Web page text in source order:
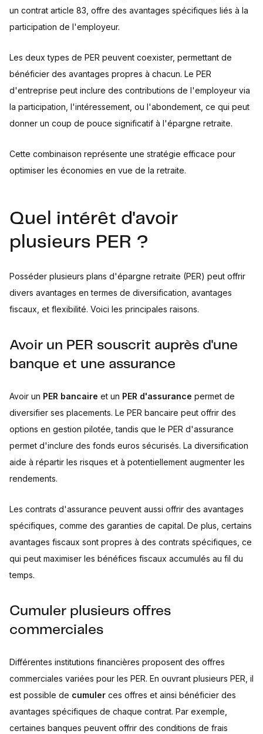
un contrat article 83, offre des avantages spécifiques liés à la
participation de l'employeur.
Les deux types de PER peuvent coexister, permettant de
bénéficier des avantages propres à chacun. Le PER
d'entreprise peut inclure des contributions de l'employeur via
la participation, l'intéressement, ou l'abondement, ce qui peut
donner un coup de pouce significatif à l'épargne retraite.
Cette combinaison représente une stratégie efficace pour
optimiser les économies en vue de la retraite.
Quel intérêt d'avoir
plusieurs PER ?
Posséder plusieurs plans d'épargne retraite (PER) peut offrir
divers avantages en termes de diversification, avantages
fiscaux, et flexibilité. Voici les principales raisons.
Avoir un PER souscrit auprès d'une
banque et une assurance
Avoir un PER bancaire et un PER d'assurance permet de
diversifier ses placements. Le PER bancaire peut offrir des
options en gestion pilotée, tandis que le PER d'assurance
permet d'inclure des fonds euros sécurisés. La diversification
aide à répartir les risques et à potentiellement augmenter les
rendements.
Les contrats d'assurance peuvent aussi offrir des avantages
spécifiques, comme des garanties de capital. De plus, certains
avantages fiscaux sont propres à des contrats spécifiques, ce
qui peut maximiser les bénéfices fiscaux accumulés au fil du
temps.
Cumuler plusieurs offres
commerciales
Différentes institutions financières proposent des offres
commerciales variées pour les PER. En ouvrant plusieurs PER, il
est possible de cumuler ces offres et ainsi bénéficier des
avantages spécifiques de chaque contrat. Par exemple,
certaines banques peuvent offrir des conditions de frais